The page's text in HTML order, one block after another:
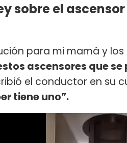
sobre el
para mi mamá y
ascensores que
el conductor en su
tiene uno”.